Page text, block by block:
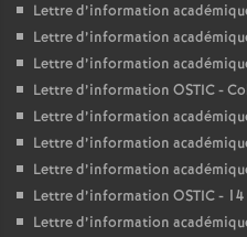
Lettre d’information
Lettre d’information
Lettre d’information
Lettre d’information OSTIC -
Lettre d’information
Lettre d’information
Lettre d’information
Lettre d’information OSTIC -
Lettre d’information